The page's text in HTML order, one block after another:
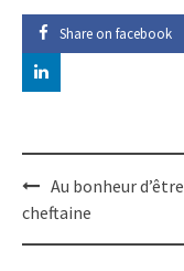
Share on facebook
Post
navigation
Au bonheur d’être
cheftaine